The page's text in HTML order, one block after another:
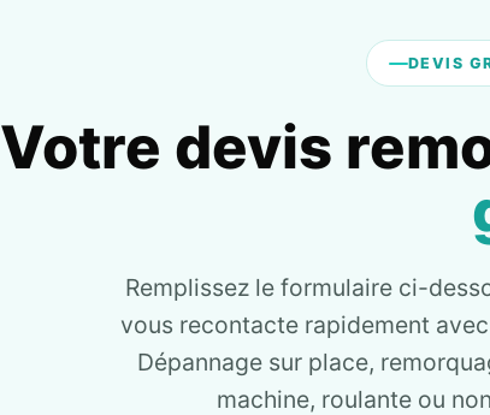
DEVIS
Votre devis
Remplissez le formulaire ci-
vous recontacte rapidement
Dépannage sur place,
machine, roulante ou